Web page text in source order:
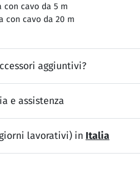
cavo da 5 m
con cavo da 20 m
aggiuntivi?
e assistenza
lavorativi) in Italia